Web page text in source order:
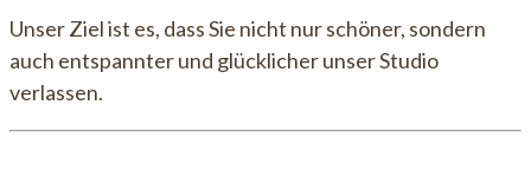
Unser Ziel ist es, dass Sie nicht nur schöner, sondern
auch entspannter und glücklicher unser Studio
verlassen.